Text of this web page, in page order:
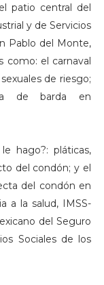
patio central del
y de Servicios
Pablo del Monte,
como: el carnaval
de riesgo;
de barda en
hago?: pláticas,
del condón; y el
del condón en
a la salud, IMSS-
del Seguro
Sociales de los